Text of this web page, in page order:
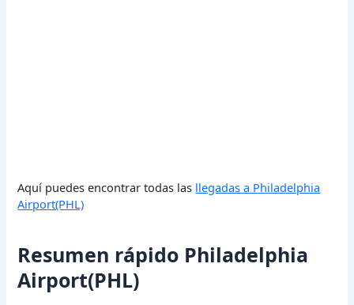
Aquí puedes encontrar todas las llegadas a Philadelphia
Airport(PHL)
Resumen rápido Philadelphia
Airport(PHL)